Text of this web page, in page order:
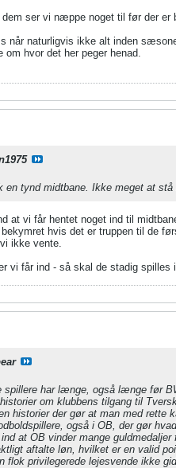
ser vi næppe noget til før der er
når naturligvis ikke alt inden
hvor det her peger henad.
en tynd midtbane. Ikke meget at
at vi får hentet noget ind til
hvis det er truppen til de
ikke vente.
vi får ind - så skal de stadig spilles
spillere har længe, også længe før
om klubbens tilgang til
historier der gør at man med
også i OB, der gør
at OB vinder mange
aftalte løn, hvilket er en valid
flok privilegerede lejesvende ikke